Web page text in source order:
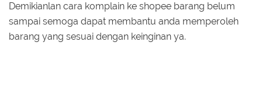
Demikianlan cara komplain ke shopee barang belum
sampai semoga dapat membantu anda memperoleh
barang yang sesuai dengan keinginan ya.